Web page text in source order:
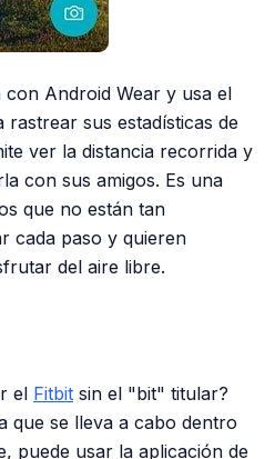
Android Wear y usa el
sus estadísticas de
ver la distancia recorrida y
con sus amigos. Es una
que no están tan
cada paso y quieren
del aire libre.
el Fitbit sin el "bit" titular?
que se lleva a cabo dentro
puede usar la aplicación de